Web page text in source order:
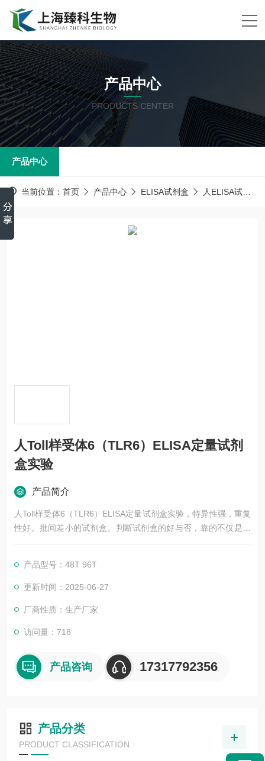
产品中心
PRODUCTS CENTER
产品中心
当前位置： 首页 产品中心 ELISA试剂盒 人ELISA试剂盒
人Toll样受体6（TLR6）ELISA定量试剂
盒实验
产品简介
人Toll样受体6（TLR6）ELISA定量试剂盒实验，特异性强，重复
性好。批间差小的试剂盒。判断试剂盒的好与否，靠的不仅是广
告，更应该是靠过硬的技术，稳定的质量，良好的口碑，*的售
各大高校和研究所合作品牌。期待合作共赢。
产品型号：48T 96T
更新时间：2025-06-27
厂商性质：生产厂家
访问量：718
产品咨询 17317792356
产品分类
PRODUCT CLASSIFICATION